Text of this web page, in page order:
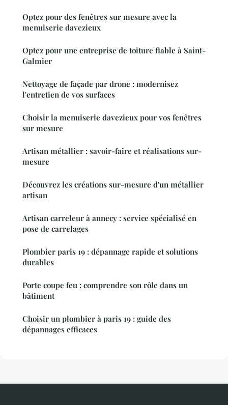
Optez pour des fenêtres sur mesure avec la
menuiserie davezieux
Optez pour une entreprise de toiture fiable à Saint-
Galmier
Nettoyage de façade par drone : modernisez
l'entretien de vos surfaces
Choisir la menuiserie davezieux pour vos fenêtres
sur mesure
Artisan métallier : savoir-faire et réalisations sur-
mesure
Découvrez les créations sur-mesure d'un métallier
artisan
Artisan carreleur à annecy : service spécialisé en
pose de carrelages
Plombier paris 19 : dépannage rapide et solutions
durables
Porte coupe feu : comprendre son rôle dans un
bâtiment
Choisir un plombier à paris 19 : guide des
dépannages efficaces